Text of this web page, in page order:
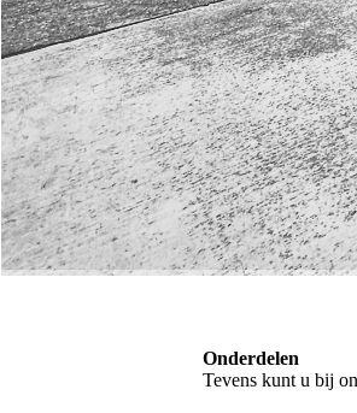
Onderdelen
Tevens kunt u bij